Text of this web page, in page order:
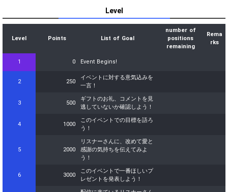
Level
Level Points List of Goal
number of
positions
remaining
Rema
rks
1 0 Event Begins!
2 250
イベントに対する意気込みを
一言！
3 500
ギフトのお礼、コメントを見
逃していないか確認しよう！
4 1000
このイベントでの目標を語ろ
う！
5 2000
リスナーさんに、改めて愛と
感謝の気持ちを伝えてみよ
う！
6 3000
このイベントで一番ほしいプ
レゼントを発表しよう！